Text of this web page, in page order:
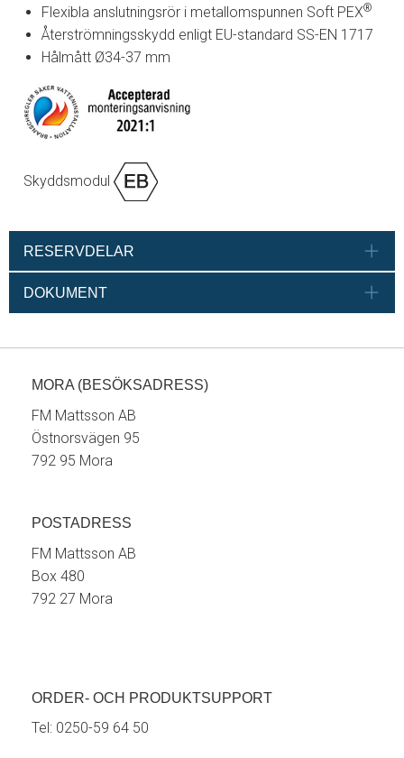
Flexibla anslutningsrör i metallomspunnen Soft PEX®
Återströmningsskydd enligt EU-standard SS-EN 1717
Hålmått Ø34-37 mm
Skyddsmodul
RESERVDELAR
DOKUMENT
MORA (BESÖKSADRESS)
FM Mattsson AB
Östnorsvägen 95
792 95 Mora
POSTADRESS
FM Mattsson AB
Box 480
792 27 Mora
ORDER- OCH PRODUKTSUPPORT
Tel: 0250-59 64 50